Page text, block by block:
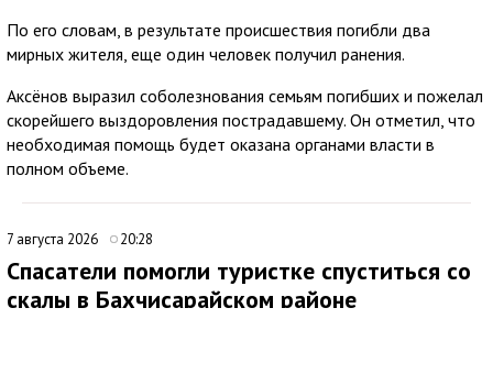
По его словам, в результате происшествия погибли два
мирных жителя, еще один человек получил ранения.
Аксёнов выразил соболезнования семьям погибших и пожелал
скорейшего выздоровления пострадавшему. Он отметил, что
необходимая помощь будет оказана органами власти в
полном объеме.
7 августа 2026 20:28
Спасатели помогли туристке спуститься со
скалы в Бахчисарайском районе